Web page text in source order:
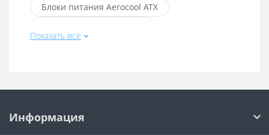
Блоки питания Aerocool ATX
Блоки питания Aerocool 600 Вт
Показать все
Информация